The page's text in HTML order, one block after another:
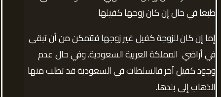
طبعا في حال إن كان زوجها كفيلها
إما إن كان للزوجة كفيل غير زوجها فتتمكن من أن تبقى
في أراضي المملكة العربية السعودية. وفي حال عدم
وجود كفيل آخر فالسلطات في السعودية قد تطلب منها
الذهاب إلى بلدها.